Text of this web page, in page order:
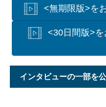
<無期限版>を
<30日間版>
インタビューの一部を